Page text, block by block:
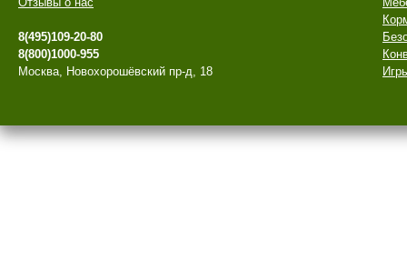
8(495)109-20-80
8(800)1000-955
Москва, Новохорошёвский пр-д, 18